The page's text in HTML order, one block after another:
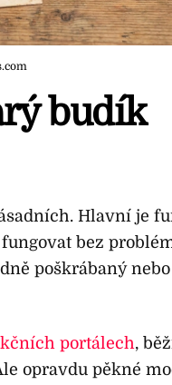
budík
Hlavní je
bez
poškrábaný
portálech,
opravdu pěkné